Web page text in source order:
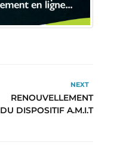
NEXT
RENOUVELLEMENT
DU DISPOSITIF A.M.I.T